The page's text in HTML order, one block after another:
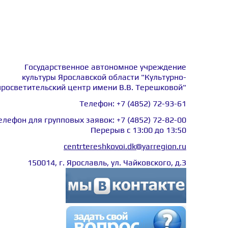
Государственное автономное учреждение
культуры Ярославской области "Культурно-
центр имени В.В. Терешковой"
Телефон: +7 (4852) 72-93-61
для групповых заявок: +7 (4852) 72-82-00
Перерыв с 13:00 до 13:50
centrtereshkovoi.dk@yarregion.ru
150014, г. Ярославль, ул. Чайковского, д.З